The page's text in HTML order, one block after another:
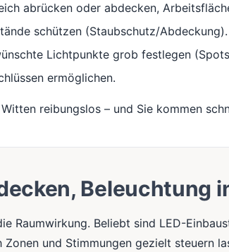
abrücken oder abdecken,
schützen (Staubschutz/Abdeckung).
Lichtpunkte grob festlegen
ermöglichen.
reibungslos – und Sie kommen
Beleuchtung
Raumwirkung. Beliebt sind LED-
Zonen und Stimmungen gezielt steuern